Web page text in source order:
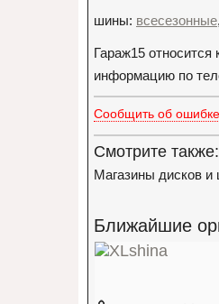
шины: всесезонные,
Гараж15
информацию по
Сообщить об
Смотрите также:
Магазины дисков и
Ближайшие